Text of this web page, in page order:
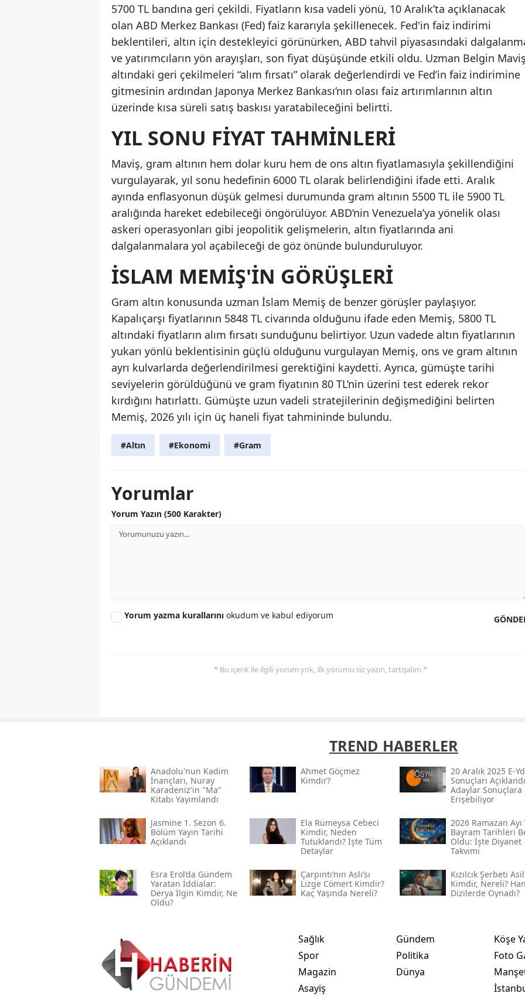
5700 TL bandına geri çekildi. Fiyatların kısa vadeli yönü, 10 Aralık’ta açıklanacak
olan ABD Merkez Bankası (Fed) faiz kararıyla şekillenecek. Fed'in faiz indirimi
beklentileri, altın için destekleyici görünürken, ABD tahvil piyasasındaki
ve yatırımcıların yön arayışları, son fiyat düşüşünde etkili oldu. Uzman Belgin
altındaki geri çekilmeleri “alım fırsatı” olarak değerlendirdi ve Fed’in faiz indirimine
gitmesinin ardından Japonya Merkez Bankası’nın olası faiz artırımlarının altın
üzerinde kısa süreli satış baskısı yaratabileceğini belirtti.
YIL SONU FIYAT TAHMINLERI
Maviş, gram altının hem dolar kuru hem de ons altın fiyatlamasıyla şekillendiğini
vurgulayarak, yıl sonu hedefinin 6000 TL olarak belirlendiğini ifade etti. Aralık
ayında enflasyonun düşük gelmesi durumunda gram altının 5500 TL ile 5900 TL
aralığında hareket edebileceği öngörülüyor. ABD’nin Venezuela’ya yönelik olası
askeri operasyonları gibi jeopolitik gelişmelerin, altın fiyatlarında ani
dalgalanmalara yol açabileceği de göz önünde bulunduruluyor.
İSLAM MEMIŞ'IN GÖRÜŞLERI
Gram altın konusunda uzman İslam Memiş de benzer görüşler paylaşıyor.
Kapalıçarşı fiyatlarının 5848 TL civarında olduğunu ifade eden Memiş, 5800 TL
altındaki fiyatların alım fırsatı sunduğunu belirtiyor. Uzun vadede altın fiyatlarının
yukarı yönlü beklentisinin güçlü olduğunu vurgulayan Memiş, ons ve gram altının
ayrı kulvarlarda değerlendirilmesi gerektiğini kaydetti. Ayrıca, gümüşte tarihi
seviyelerin görüldüğünü ve gram fiyatının 80 TL’nin üzerini test ederek rekor
kırdığını hatırlattı. Gümüşte uzun vadeli stratejilerinin değişmediğini belirten
Memiş, 2026 yılı için üç haneli fiyat tahmininde bulundu.
#Altın #Ekonomi #Gram
Yorumlar
Yorum Yazın (500 Karakter)
Yorum yazma kurallarını okudum ve kabul ediyorum
* Bu içerik ile ilgili yorum yok, ilk yorumu siz yazın, tartışalım *
TREND HABERLER
Anadolu'nun Kadim
İnançları, Nuray
Karadeniz'in "ma"
Kitabı Yayımlandı
Ahmet Göçmez
Kimdir?
20 Aralık 2025 E-
Sonuçları
Adaylar Sonuçlara
Erişebiliyor
Jasmine 1. Sezon 6.
Bölüm Yayın Tarihi
Açıklandı
Ela Rümeysa Cebeci
Kimdir, Neden
Tutuklandı? İşte Tüm
Detaylar
2026 Ramazan Ayı
Bayram Tarihleri
Oldu: İşte Diyanet
Takvimi
Esra Erol’da Gündem
Yaratan İddialar:
Derya İlgin Kimdir, Ne
Oldu?
Çarpıntı’nın Aslı’sı
Lizge Cömert Kimdir?
Kaç Yaşında Nereli?
Kızılcık Şerbeti Asil
Kimdir, Nereli?
Dizilerde Oynadı?
Sağlık
Spor
Magazin
Asayiş
Gündem
Politika
Dünya
Köşe
Foto